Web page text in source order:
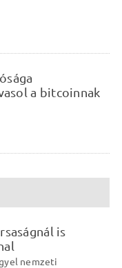
a bitcoinnak
is
nemzeti